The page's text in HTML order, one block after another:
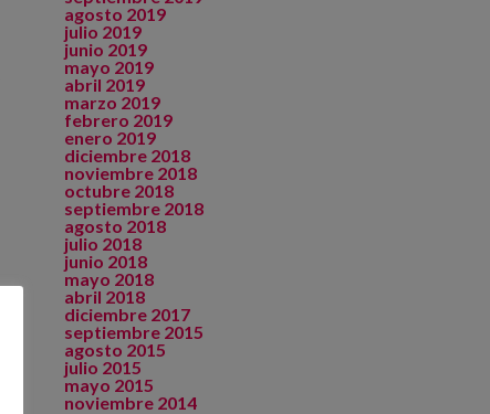
agosto 2019
julio 2019
junio 2019
mayo 2019
abril 2019
marzo 2019
febrero 2019
enero 2019
diciembre 2018
noviembre 2018
octubre 2018
septiembre 2018
agosto 2018
julio 2018
junio 2018
mayo 2018
abril 2018
diciembre 2017
septiembre 2015
agosto 2015
julio 2015
mayo 2015
noviembre 2014